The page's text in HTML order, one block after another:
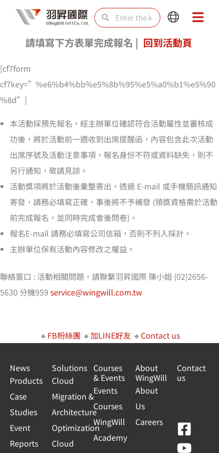
content
SearchSearch
Main
Menu
Main
請填寫下方表單完成報名 | 回到活動頁
[cf7form
cf7key=”%e6%b4%bb%e5%8b%95%e5%a0%b1%e5%90
%8d”]
本活動採預先報名，經主辦單位確認符合活動屬性並審核成
功後，將於活動前一週收到出席提醒函，內容包含此次活動
出席序號及活動注意事項，報名身份不符或資料缺失，則不
另行通知，敬請見諒。
活動獎項將於活動後彙整寄出，透過 E-mail 或手機簡訊通知
寄發，請務必填寫正確，事後將不予補發 (領獎資格需於活動
前完成報名，並同時完成會後問卷)。
報名E-mail 請務必填寫公司信箱，否則不列入採計。
主辦單位保有活動內容修改之權益。
聯絡窗口 : 活動相關問題，請聯繫羽昇國際 陳小姐 (02)2656-
5630 分機959 service@wingwill.com.tw
🔸 FB粉絲團 🔸加LINE好友 🔸 Contact us
News
Products
Case
Studies
Event
Reports
Solutions
Cloud
Migration &
Architecture
Optimization
Cloud
Courses
& Events
Events
Courses
WingWill
Academy
About
WingWill
About
Us
Careers
Contact
us
F
a
Y
o
L
i
L
i